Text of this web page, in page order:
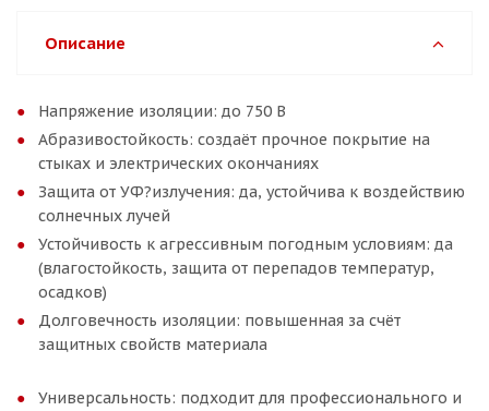
Описание
Напряжение изоляции: до 750 В
Абразивостойкость: создаёт прочное покрытие на
стыках и электрических окончаниях
Защита от УФ?излучения: да, устойчива к воздействию
солнечных лучей
Устойчивость к агрессивным погодным условиям: да
(влагостойкость, защита от перепадов температур,
осадков)
Долговечность изоляции: повышенная за счёт
защитных свойств материала
Универсальность: подходит для профессионального и